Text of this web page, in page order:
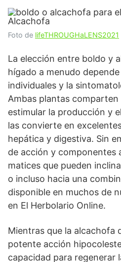
Foto de lifeTHROUGHaLENS2021
La elección entre boldo y
hígado a menudo
individuales y la
Ambas plantas comparten
estimular la producción y
las convierte en
hepática y digestiva. Sin
de acción y componentes
matices que pueden
o incluso hacia una
disponible en muchos de
en El Herbolario Online.
Mientras que la alcachofa
potente acción
capacidad para regenerar